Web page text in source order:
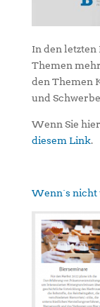
In den letzten
Themen
den Themen
und
Wenn Sie
diesem Link.
Wenn´s nicht